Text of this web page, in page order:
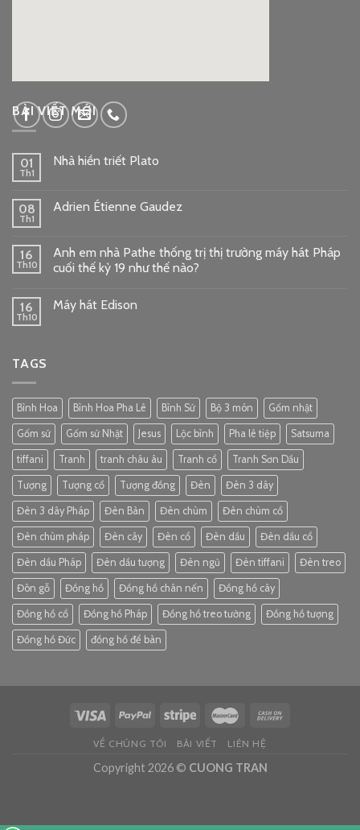
BÀI VIẾT MỚI
01
Th1
Nhà hiền triết Plato
08
Th1
Adrien Étienne Gaudez
16
Th10
Anh em nhà Pathe thống trị thị trường máy hát Pháp
cuối thế kỷ 19 như thế nào?
16
Th10
Máy hát Edison
TAGS
Bình Hoa Bình Hoa Pha Lê Bình Sứ Bộ 3 món Gốm nhật
Gốm sứ Gốm sứ Nhật Jesus Lộc bình Pha lê tiệp Satsuma
tiffani Tranh tranh châu âu Tranh cổ Tranh Sơn Dầu
Tượng Tượng cổ Tượng đồng Đèn Đèn 3 dây
Đèn 3 dây Pháp Đèn Bàn Đèn chùm Đèn chùm cổ
Đèn chùm pháp Đèn cây Đèn cổ Đèn dầu Đèn dầu cổ
Đèn dầu Pháp Đèn dầu tượng Đèn ngủ Đèn tiffani Đèn treo
Đôn gỗ Đồng hồ Đồng hồ chân nến Đồng hồ cây
Đồng hồ cổ Đồng hồ Pháp Đồng hồ treo tường Đồng hồ tượng
Đồng hồ Đức đồng hồ để bàn
VỀ CHÚNG TÔI BÀI VIẾT LIÊN HỆ
Copyright 2026 © CUONG TRAN